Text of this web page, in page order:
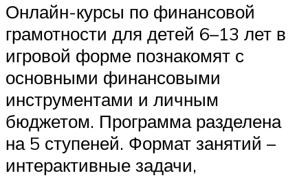
Онлайн-курсы по финансовой
грамотности для детей 6–13 лет в
игровой форме познакомят с
основными финансовыми
инструментами и личным
бюджетом. Программа разделена
на 5 ступеней. Формат занятий –
интерактивные задачи,